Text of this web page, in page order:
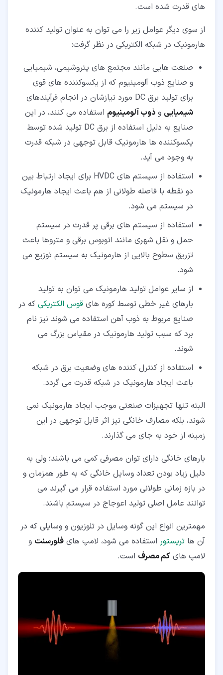
های قدرت شده است.
از سوی دیگر عوامل زیر را می توان به عنوان تولید کننده
هارمونیک در شبکه الکتریکی در نظر گرفت:
صنعت هایی مانند مجتمع های پتروشیمی، شیمیایی
و صنایع ذوب آلومینیوم که از یکسوکننده های قوی
برای تولید برق DC مورد نیازشان در انجام فرآیندهای
شیمیایی و ذوب آلومینیوم استفاده می کنند، در این
صنایع به دلیل استفاده از برق DC تولید شده توسط
یکسوکننده ها هارمونیک قابل توجهی در شبکه قدرت
به وجود می آید.
استفاده از سیستم های HVDC برای ایجاد ارتباط بین
دو نقطه با فاصله طولانی از هم باعث ایجاد هارمونیک
در سیستم می شود.
استفاده از سیستم های برقی پر قدرت در سیستم
حمل و نقل شهری مانند اتوبوس برقی و متروها باعث
تزریق سطوح بالایی از هارمونیک به سیستم توزیع می
شود.
از سایر عوامل تولید هارمونیک می توان به تولید
بارهای غیر خطی توسط کوره های قوس الکتریکی که در
صنایع مربوط به ذوب آهن استفاده می شوند نیز نام
برد که سبب تولید هارمونیک در مقیاس بزرگ می
شوند.
استفاده از کنترل کننده های وضعیت برق در شبکه
باعث ایجاد هارمونیک در شبکه قدرت می گردد.
البته تنها تجهیزات صنعتی موجب ایجاد هارمونیک نمی
شوند، بلکه مصارف خانگی نیز اثر قابل توجهی در این
زمینه از خود به جای می گذارند.
بارهای خانگی دارای توان مصرفی کمی می باشند؛ ولی به
دلیل زیاد بودن تعداد وسایل خانگی که به طور همزمان و
در بازه زمانی طولانی مورد استفاده قرار می گیرند می
توانند عامل اصلی تولید اعوجاج در سیستم باشند.
مهمترین انواع این گونه وسایل در تلوزیون و وسایلی که در
آن ها تریستور استفاده می شود، لامپ های فلورسنت و
لامپ های کم مصرف است.